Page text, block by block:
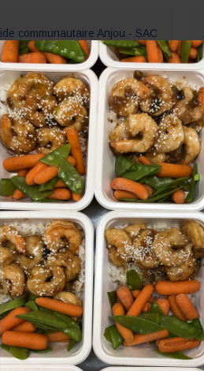
communautaire Anjou - SAC
tôt
de nos rendez-vous
!